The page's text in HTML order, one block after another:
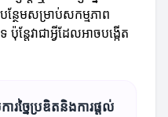
ែមសម្រាប់សកម្មភាព
តែវាជាអ្វីដែលអាចបង្កើត
នៃប្រឌិតនិងការផ្តល់